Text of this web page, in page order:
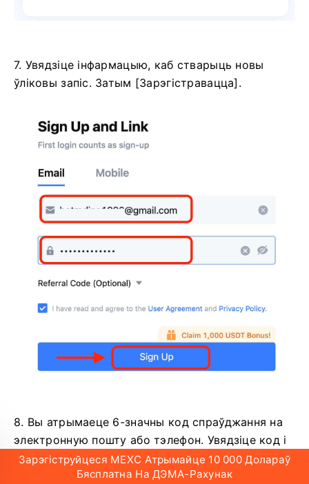
7. Увядзіце інфармацыю, каб стварыць новы
ўліковы запіс. Затым [Зарэгістравацца].
8. Вы атрымаеце 6-значны код спраўджання на
электронную пошту або тэлефон. Увядзіце код і
націсніце [Пацвердзіць].
Зарэгіструйцеся MEXC Атрымайце 10 000 Долараў
Бясплатна На ДЭМА-Рахунак